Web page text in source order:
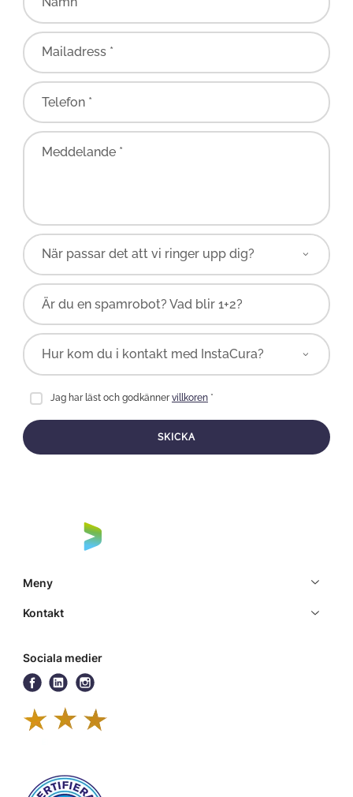
Mailadress *
Telefon *
Meddelande *
Är du en spamrobot? Vad blir 1+2?
Jag har läst och godkännervillkoren*
SKICKA
Meny
Kontakt
Sociala medier